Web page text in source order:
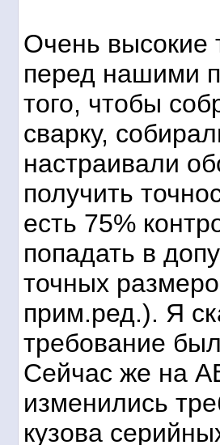
Очень высокие
перед нашими
того, чтобы
сварку,
настраивали
получить
есть 75%
попадать в
точных
прим.ред.). Я
требование
Сейчас же на
изменились
кузова